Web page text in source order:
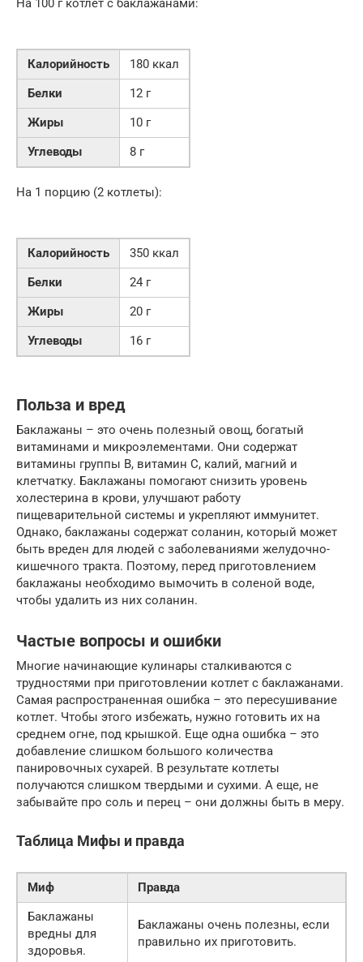
На 100 г котлет с баклажанами:
Калорийность
180 ккал
Белки
12 г
Жиры
10 г
Углеводы
8 г
На 1 порцию (2 котлеты):
Калорийность
350 ккал
Белки
24 г
Жиры
20 г
Углеводы
16 г
Польза и вред
Баклажаны – это очень полезный овощ, богатый
витаминами и микроэлементами. Они содержат
витамины группы B, витамин C, калий, магний и
клетчатку. Баклажаны помогают снизить уровень
холестерина в крови, улучшают работу
пищеварительной системы и укрепляют иммунитет.
Однако, баклажаны содержат соланин, который может
быть вреден для людей с заболеваниями желудочно-
кишечного тракта. Поэтому, перед приготовлением
баклажаны необходимо вымочить в соленой воде,
чтобы удалить из них соланин.
Частые вопросы и ошибки
Многие начинающие кулинары сталкиваются с
трудностями при приготовлении котлет с баклажанами.
Самая распространенная ошибка – это пересушивание
котлет. Чтобы этого избежать, нужно готовить их на
среднем огне, под крышкой. Еще одна ошибка – это
добавление слишком большого количества
панировочных сухарей. В результате котлеты
получаются слишком твердыми и сухими. А еще, не
забывайте про соль и перец – они должны быть в меру.
Таблица Мифы и правда
Миф
Правда
Баклажаны
вредны для
здоровья.
Баклажаны очень полезны, если
правильно их приготовить.